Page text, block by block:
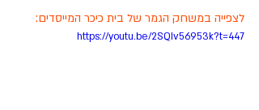
לצפייה במשחק הגמר של בית כיכר המייסדים:
https://youtu.be/2SQIv56953k?t=447